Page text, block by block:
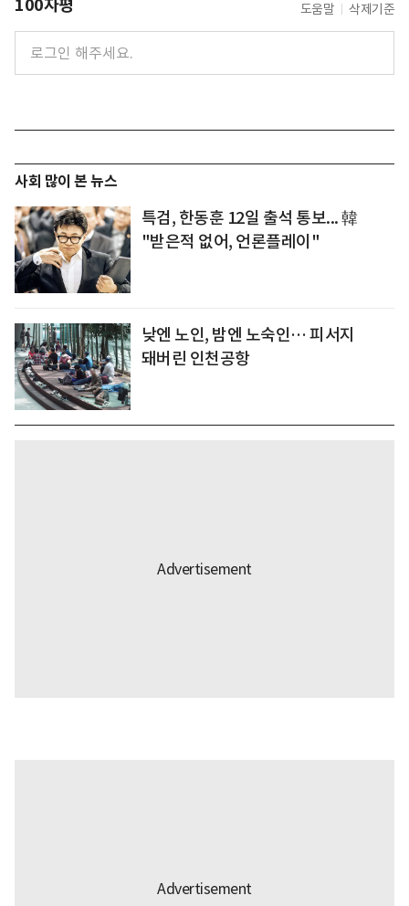
100자평 도움말 삭제기준
사회 많이 본 뉴스
특검, 한동훈 12일 출석 통보... 韓
"받은적 없어, 언론플레이"
낮엔 노인, 밤엔 노숙인… 피서지
돼버린 인천공항